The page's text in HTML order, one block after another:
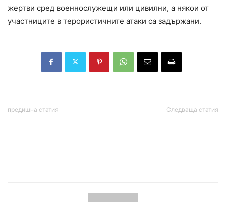
жертви сред военнослужещи или цивилни, а някои от
участниците в терористичните атаки са задържани.
предишна статия Следваща статия